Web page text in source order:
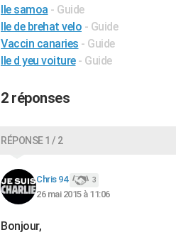
Ile samoa - Guide
Ile de brehat velo - Guide
Vaccin canaries - Guide
Ile d yeu voiture - Guide
2 réponses
RÉPONSE 1 / 2
Chris 94 3
26 mai 2015 à 11:06
Bonjour,